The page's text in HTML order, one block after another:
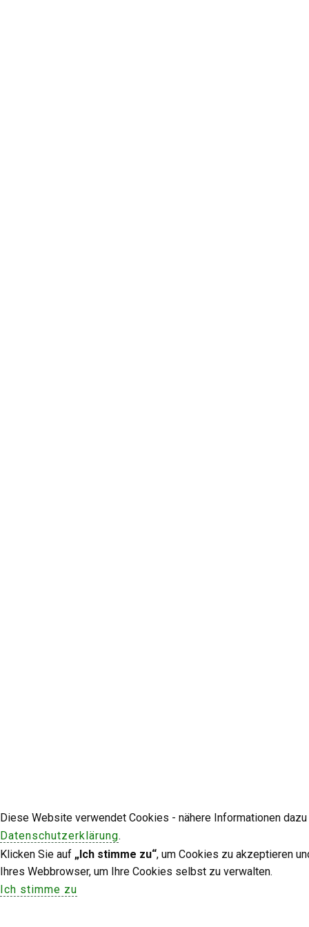
Diese Website verwendet Cookies - nähere Informationen
Datenschutzerklärung.
Klicken Sie auf „Ich stimme zu“, um Cookies zu akzeptieren
Ihres Webbrowser, um Ihre Cookies selbst zu verwalten.
Ich stimme zu